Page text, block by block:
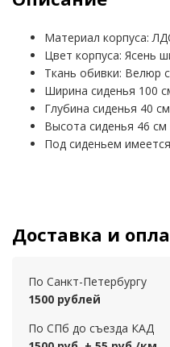
Материал корпуса:
Цвет корпуса: Ясень
Ткань обивки: Велюр
Ширина сиденья 100
Глубина сиденья 40 см
Высота сиденья 46 см
Под сиденьем
Доставка и
По Санкт-Петербургу
1500 рублей
По СПб до съезда КАД